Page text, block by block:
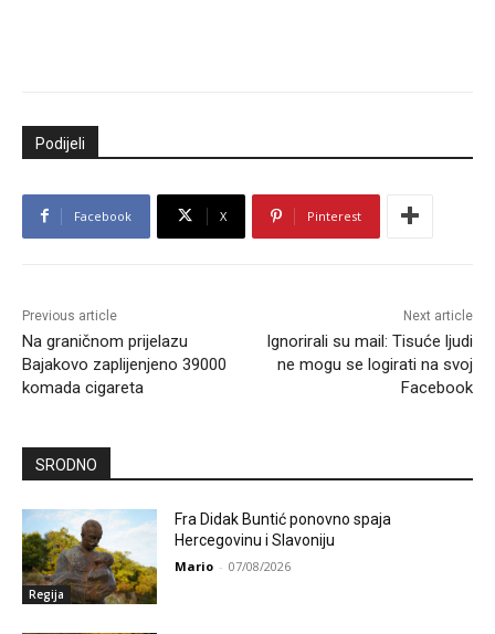
Podijeli
Facebook X Pinterest
Previous article
Na graničnom prijelazu
Bajakovo zaplijenjeno 39000
komada cigareta
Next article
Ignorirali su mail: Tisuće ljudi
ne mogu se logirati na svoj
Facebook
SRODNO
Regija
Fra Didak Buntić ponovno spaja
Hercegovinu i Slavoniju
Mario - 07/08/2026